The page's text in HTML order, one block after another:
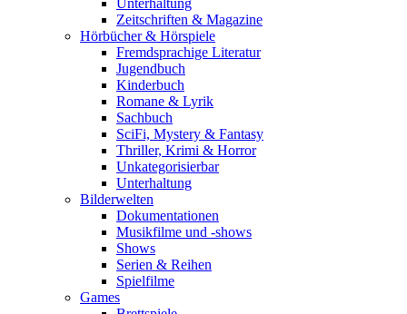
Unterhaltung
Zeitschriften & Magazine
Hörbücher & Hörspiele
Fremdsprachige Literatur
Jugendbuch
Kinderbuch
Romane & Lyrik
Sachbuch
SciFi, Mystery & Fantasy
Thriller, Krimi & Horror
Unkategorisierbar
Unterhaltung
Bilderwelten
Dokumentationen
Musikfilme und -shows
Shows
Serien & Reihen
Spielfilme
Games